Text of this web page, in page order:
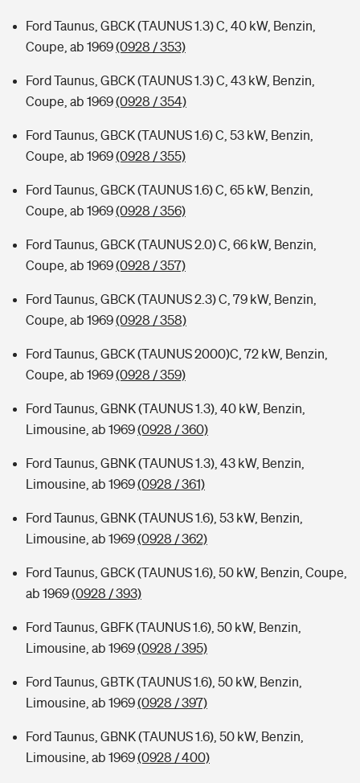
Ford Taunus, GBCK (TAUNUS 1.3) C, 40 kW, Benzin,
Coupe, ab 1969(0928 / 353)
Ford Taunus, GBCK (TAUNUS 1.3) C, 43 kW, Benzin,
Coupe, ab 1969(0928 / 354)
Ford Taunus, GBCK (TAUNUS 1.6) C, 53 kW, Benzin,
Coupe, ab 1969(0928 / 355)
Ford Taunus, GBCK (TAUNUS 1.6) C, 65 kW, Benzin,
Coupe, ab 1969(0928 / 356)
Ford Taunus, GBCK (TAUNUS 2.0) C, 66 kW, Benzin,
Coupe, ab 1969(0928 / 357)
Ford Taunus, GBCK (TAUNUS 2.3) C, 79 kW, Benzin,
Coupe, ab 1969(0928 / 358)
Ford Taunus, GBCK (TAUNUS 2000)C, 72 kW, Benzin,
Coupe, ab 1969(0928 / 359)
Ford Taunus, GBNK (TAUNUS 1.3), 40 kW, Benzin,
Limousine, ab 1969(0928 / 360)
Ford Taunus, GBNK (TAUNUS 1.3), 43 kW, Benzin,
Limousine, ab 1969(0928 / 361)
Ford Taunus, GBNK (TAUNUS 1.6), 53 kW, Benzin,
Limousine, ab 1969(0928 / 362)
Ford Taunus, GBCK (TAUNUS 1.6), 50 kW, Benzin, Coupe,
ab 1969(0928 / 393)
Ford Taunus, GBFK (TAUNUS 1.6), 50 kW, Benzin,
Limousine, ab 1969(0928 / 395)
Ford Taunus, GBTK (TAUNUS 1.6), 50 kW, Benzin,
Limousine, ab 1969(0928 / 397)
Ford Taunus, GBNK (TAUNUS 1.6), 50 kW, Benzin,
Limousine, ab 1969(0928 / 400)